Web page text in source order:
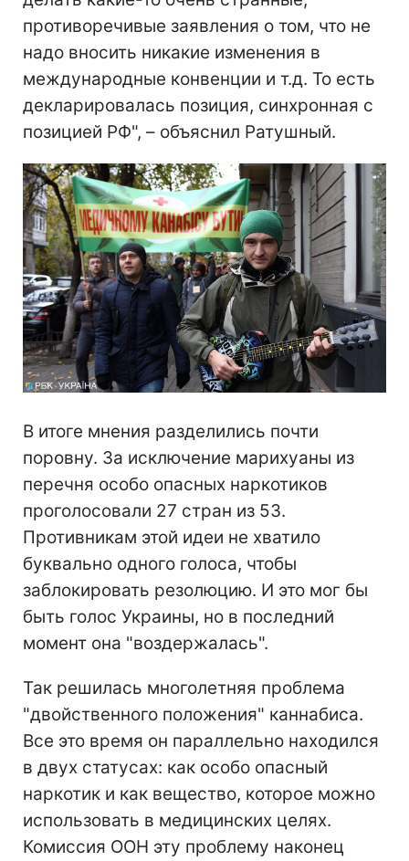
противоречивые заявления о том, что не
надо вносить никакие изменения в
международные конвенции и т.д. То есть
декларировалась позиция, синхронная с
позицией РФ", – объяснил Ратушный.
В итоге мнения разделились почти
поровну. За исключение марихуаны из
перечня особо опасных наркотиков
проголосовали 27 стран из 53.
Противникам этой идеи не хватило
буквально одного голоса, чтобы
заблокировать резолюцию. И это мог бы
быть голос Украины, но в последний
момент она "воздержалась".
Так решилась многолетняя проблема
"двойственного положения" каннабиса.
Все это время он параллельно находился
в двух статусах: как особо опасный
наркотик и как вещество, которое можно
использовать в медицинских целях.
Комиссия ООН эту проблему наконец